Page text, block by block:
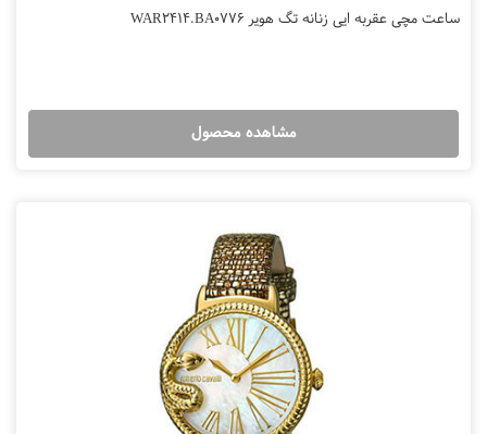
ساعت مچی عقربه ایی زنانه تگ هویر WAR2414.BA0776
مشاهده محصول